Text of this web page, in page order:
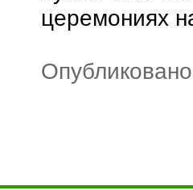
церемониях